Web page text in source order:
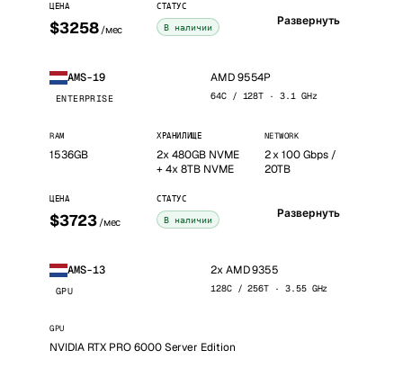
ЦЕНА
$3258 /мес
СТАТУС
В наличии Развернуть
AMS-19
ENTERPRISE
AMD 9554P
64C / 128T · 3.1 GHz
RAM
1536GB
ХРАНИЛИЩЕ
2x 480GB NVME
+ 4x 8TB NVME
NETWORK
2 x 100 Gbps /
20TB
ЦЕНА
$3723 /мес
СТАТУС
В наличии Развернуть
AMS-13
GPU
2x AMD 9355
128C / 256T · 3.55 GHz
GPU
NVIDIA RTX PRO 6000 Server Edition